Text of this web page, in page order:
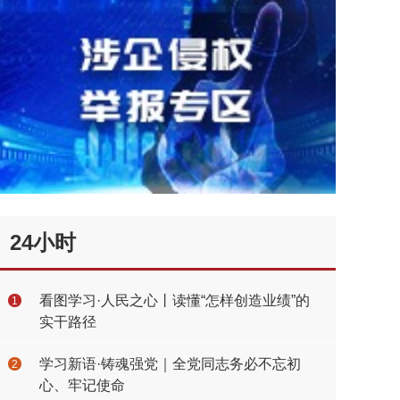
24小时
1
看图学习·人民之心丨读懂“怎样创造业绩”的
实干路径
2
学习新语·铸魂强党｜全党同志务必不忘初
心、牢记使命